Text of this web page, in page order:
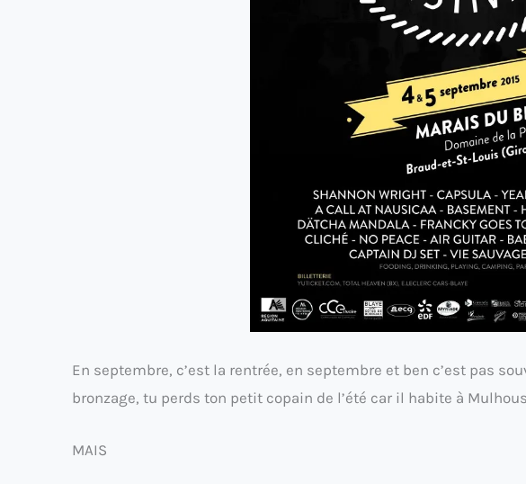
En septembre, c’est la rentrée, en septembre et ben c’est pas
bronzage, tu perds ton petit copain de l’été car il habite à
MAIS